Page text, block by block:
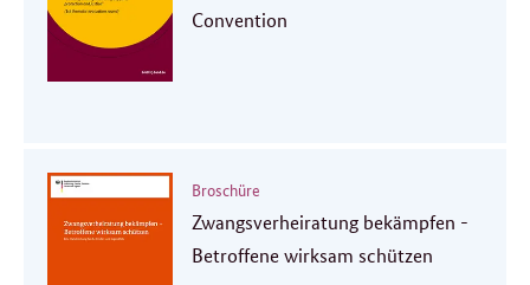
Convention
Broschüre
Zwangsverheiratung bekämpfen -
Betroffene wirksam schützen